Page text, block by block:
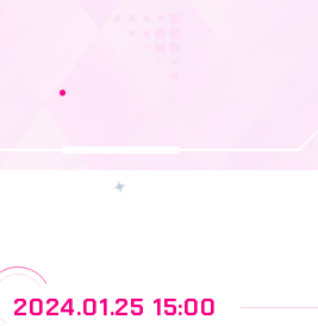
2024.01.25 15:00